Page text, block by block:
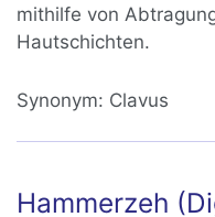
mithilfe von
Hautschichten.
Synonym: Clavus
Hammerzeh